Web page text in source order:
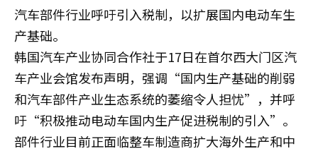
汽车部件行业呼吁引入税制，以扩展国内电动车生
产基础。
韩国汽车产业协同合作社于17日在首尔西大门区汽
车产业会馆发布声明，强调“国内生产基础的削弱
和汽车部件产业生态系统的萎缩令人担忧”，并呼
吁“积极推动电动车国内生产促进税制的引入”。
部件行业目前正面临整车制造商扩大海外生产和中